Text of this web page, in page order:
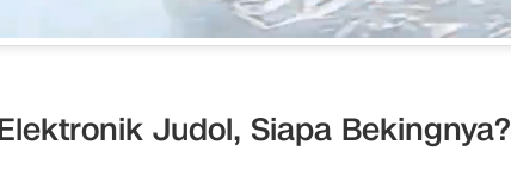
Judol, Siapa Bekingnya?